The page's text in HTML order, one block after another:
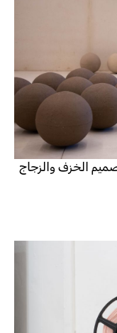
الخزف والزجاج